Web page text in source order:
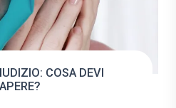
COSA DEVI